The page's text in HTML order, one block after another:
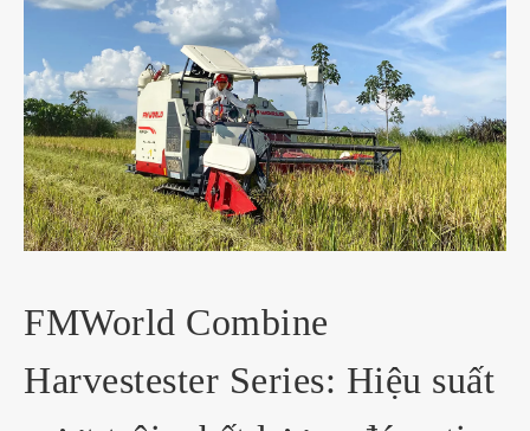
FMWorld Combine
Harvestester Series: Hiệu suất